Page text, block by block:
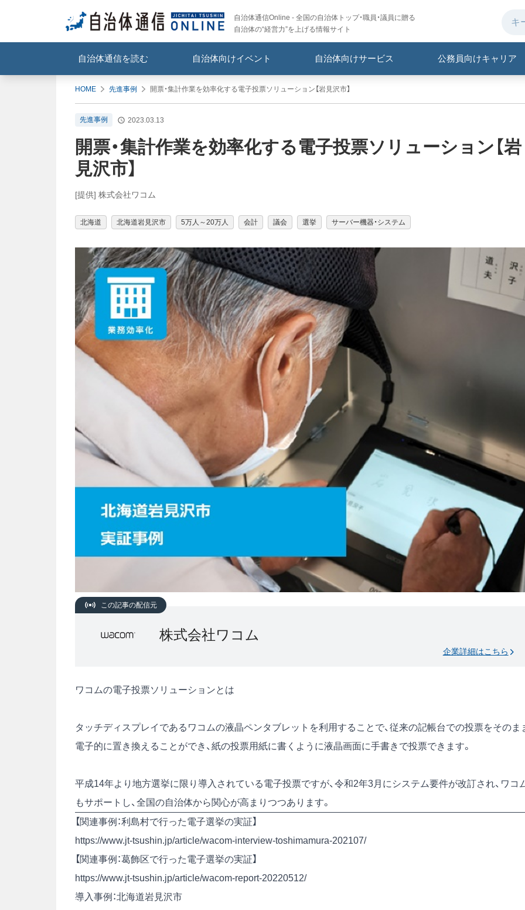
自治体通信Online - 全国の自治体トップ・職員・議員に贈る
自治体の“経営力”を上げる情報サイト
自治体通信を読む 自治体向けイベント 自治体向けサービス 公務員向けキャリア
HOME 先進事例 開票・集計作業を効率化する電子投票ソリューション【岩見沢市】
先進事例 2023.03.13
開票・集計作業を効率化する電子投票ソリューション【岩
見沢市】
[提供] 株式会社ワコム
北海道 北海道岩見沢市 5万人～20万人 会計 議会 選挙 サーバー機器・システム
この記事の配信元
株式会社ワコム
企業詳細はこちら
ワコムの電子投票ソリューションとは
タッチディスプレイであるワコムの液晶ペンタブレットを利用することで、従来の記帳台での投票をそのま
電子的に置き換えることができ、紙の投票用紙に書くように液晶画面に手書きで投票できます。
平成14年より地方選挙に限り導入されている電子投票ですが、令和2年3月にシステム要件が改訂され、ワコ
もサポートし、全国の自治体から関心が高まりつつあります。
【関連事例：利島村で行った電子選挙の実証】
https://www.jt-tsushin.jp/article/wacom-interview-toshimamura-202107/
【関連事例：葛飾区で行った電子選挙の実証】
https://www.jt-tsushin.jp/article/wacom-report-20220512/
導入事例：北海道岩見沢市